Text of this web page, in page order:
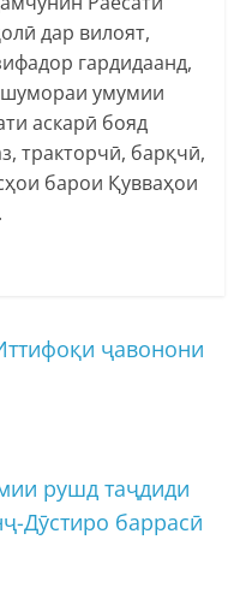
дар вилоят,
гардидаанд,
шумораи умумии
аскарӣ бояд
тракторчӣ, барқчӣ,
барои Қувваҳои
ҷавонони
рушд таҷдиди
Дӯстиро баррасӣ